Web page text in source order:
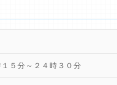
５分～２４時３０分